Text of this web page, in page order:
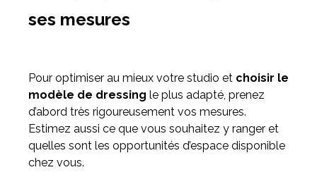
ses mesures
Pour optimiser au mieux votre studio et choisir le
modèle de dressing le plus adapté, prenez
d’abord très rigoureusement vos mesures.
Estimez aussi ce que vous souhaitez y ranger et
quelles sont les opportunités d’espace disponible
chez vous.